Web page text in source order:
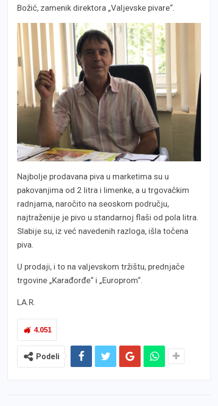
Božić, zamenik direktora „Valjevske pivare“.
Najbolje prodavana piva u marketima su u
pakovanjima od 2 litra i limenke, a u trgovačkim
radnjama, naročito na seoskom području,
najtraženije je pivo u standarnoj flaši od pola litra.
Slabije su, iz već navedenih razloga, išla točena
piva.
U prodaji, i to na valjevskom tržištu, prednjače
trgovine „Karađorđe“ i „Europrom“.
LA.R.
4.051
Podeli